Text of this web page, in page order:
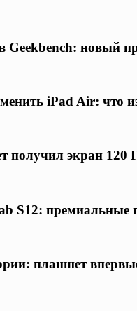
Geekbench: новый
iPad Air: что
экран 120
S12: премиальные
планшет